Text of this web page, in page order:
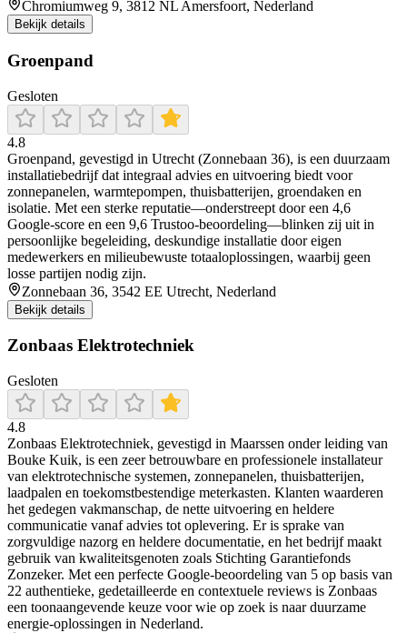
Chromiumweg 9, 3812 NL Amersfoort, Nederland
Bekijk details
Groenpand
Gesloten
4.8
Groenpand, gevestigd in Utrecht (Zonnebaan 36), is een duurzaam
installatiebedrijf dat integraal advies en uitvoering biedt voor
zonnepanelen, warmtepompen, thuisbatterijen, groendaken en
isolatie. Met een sterke reputatie—onderstreept door een 4,6
Google-score en een 9,6 Trustoo-beoordeling—blinken zij uit in
persoonlijke begeleiding, deskundige installatie door eigen
medewerkers en milieubewuste totaaloplossingen, waarbij geen
losse partijen nodig zijn.
Zonnebaan 36, 3542 EE Utrecht, Nederland
Bekijk details
Zonbaas Elektrotechniek
Gesloten
4.8
Zonbaas Elektrotechniek, gevestigd in Maarssen onder leiding van
Bouke Kuik, is een zeer betrouwbare en professionele installateur
van elektrotechnische systemen, zonnepanelen, thuisbatterijen,
laadpalen en toekomstbestendige meterkasten. Klanten waarderen
het gedegen vakmanschap, de nette uitvoering en heldere
communicatie vanaf advies tot oplevering. Er is sprake van
zorgvuldige nazorg en heldere documentatie, en het bedrijf maakt
gebruik van kwaliteitsgenoten zoals Stichting Garantiefonds
Zonzeker. Met een perfecte Google-beoordeling van 5 op basis van
22 authentieke, gedetailleerde en contextuele reviews is Zonbaas
een toonaangevende keuze voor wie op zoek is naar duurzame
energie-oplossingen in Nederland.